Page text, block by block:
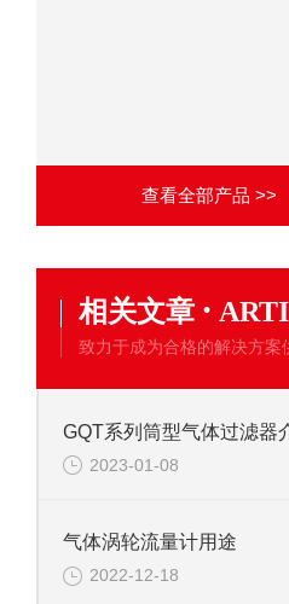
查看全部产品 >>
相关文章 ·
致力于成为合格的解决方案
GQT系列筒型气体过滤器
2023-01-08
气体涡轮流量计用途
2022-12-18